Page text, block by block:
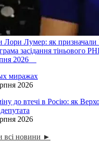
Лори Лумер: як призначали
засідання тіньового
2026
миражах
2026
до втечі в Росію: як
2026
всі новини ►